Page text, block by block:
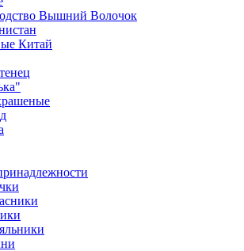
Вышний Волочок
Китай